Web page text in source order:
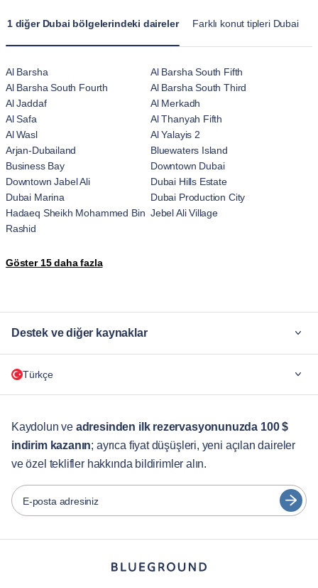
1 diğer Dubai bölgelerindeki daireler Farklı konut tipleri Dubai
Al Barsha
Al Barsha South Fifth
Al Barsha South Fourth
Al Barsha South Third
Al Jaddaf
Al Merkadh
Al Safa
Al Thanyah Fifth
Al Wasl
Al Yalayis 2
Arjan-Dubailand
Bluewaters Island
Business Bay
Downtown Dubai
Downtown Jabel Ali
Dubai Hills Estate
Dubai Marina
Dubai Production City
Hadaeq Sheikh Mohammed Bin
Rashid
Jebel Ali Village
Jumeirah Village
Trade Center
Göster 15 daha fazla
Destek ve diğer kaynaklar
Şirketler için
Müşteri Hizmetleri
Şehir Rehberleri
Ortaklar
Mobilyalı kiralama operatörleri
Türkçe
English
Português
Español
Kaydolun ve adresinden ilk rezervasyonunuzda 100 $
indirim kazanın; ayrıca fiyat düşüşleri, yeni açılan daireler
ve özel teklifler hakkında bildirimler alın.
E-posta adresiniz